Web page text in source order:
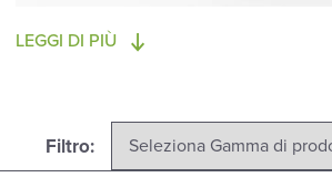
LEGGI DI PIÙ
Filtro: